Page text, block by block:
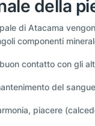
della
di Atacama
componenti
contatto con gli
del
piacere